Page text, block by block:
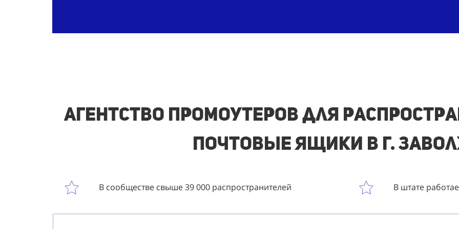
Агентство промоутеров для
почтовые ящики в г.
В сообществе свыше 39 000 распространителей В штате